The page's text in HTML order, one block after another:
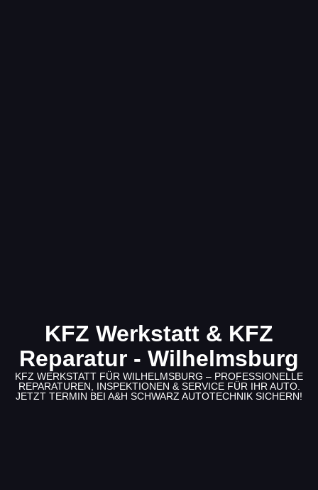
KFZ Werkstatt & KFZ
Reparatur - Wilhelmsburg
KFZ WERKSTATT FÜR WILHELMSBURG – PROFESSIONELLE
REPARATUREN, INSPEKTIONEN & SERVICE FÜR IHR AUTO.
JETZT TERMIN BEI A&H SCHWARZ AUTOTECHNIK SICHERN!